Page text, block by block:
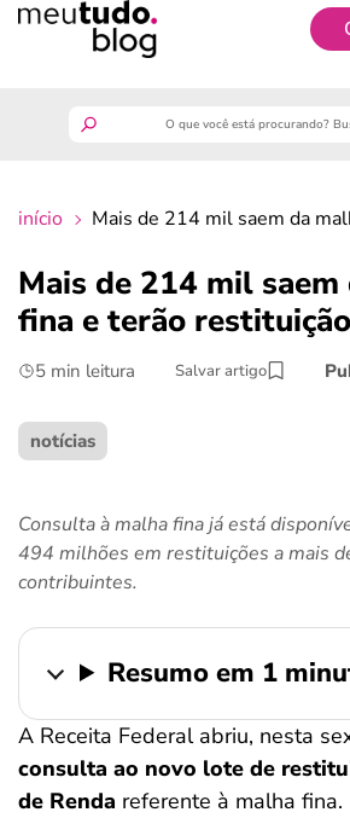
finanças
benefícios
crédito fácil
ferramentas
início Mais de 214 mil saem da
Mais de 214 mil saem
fina e terão
5 min leitura Salvar artigo
notícias
Consulta à malha fina já está
494 milhões em restituições a mais
contribuintes.
Resumo em 1
A Receita Federal abriu, nesta
consulta ao novo lote de
de Renda referente à malha